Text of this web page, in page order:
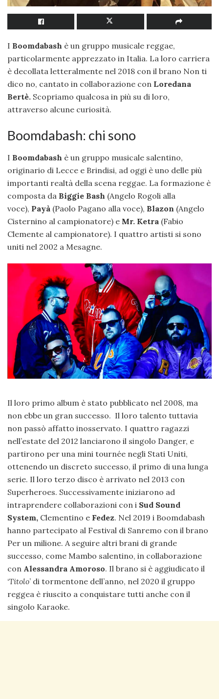
I Boomdabash è un gruppo musicale reggae,
particolarmente apprezzato in Italia. La loro carriera
è decollata letteralmente nel 2018 con il brano Non ti
dico no, cantato in collaborazione con Loredana
Bertè. Scopriamo qualcosa in più su di loro,
attraverso alcune curiosità.
Boomdabash: chi sono
I Boomdabash è un gruppo musicale salentino,
originario di Lecce e Brindisi, ad oggi è uno delle più
importanti realtà della scena reggae. La formazione è
composta da Biggie Bash (Angelo Rogoli alla
voce), Payà (Paolo Pagano alla voce), Blazon (Angelo
Cisternino al campionatore) e Mr. Ketra (Fabio
Clemente al campionatore). I quattro artisti si sono
uniti nel 2002 a Mesagne.
Il loro primo album è stato pubblicato nel 2008, ma
non ebbe un gran successo. Il loro talento tuttavia
non passò affatto inosservato. I quattro ragazzi
nell’estate del 2012 lanciarono il singolo Danger, e
partirono per una mini tournée negli Stati Uniti,
ottenendo un discreto successo, il primo di una lunga
serie. Il loro terzo disco è arrivato nel 2013 con
Superheroes. Successivamente iniziarono ad
intraprendere collaborazioni con i Sud Sound
System, Clementino e Fedez. Nel 2019 i Boomdabash
hanno partecipato al Festival di Sanremo con il brano
Per un milione. A seguire altri brani di grande
successo, come Mambo salentino, in collaborazione
con Alessandra Amoroso. Il brano si è aggiudicato il
‘Titolo’ di tormentone dell’anno, nel 2020 il gruppo
reggea è riuscito a conquistare tutti anche con il
singolo Karaoke.